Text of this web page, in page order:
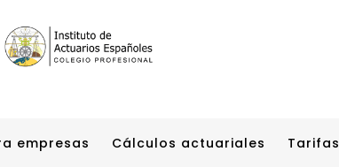
empresas Cálculos actuariales
Tarifas